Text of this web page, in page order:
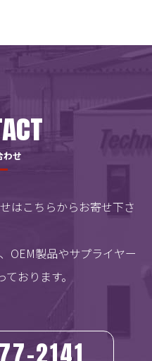
わせ
はこちらからお寄せ下さ
OEM製品やサプライヤー
おります。
2141